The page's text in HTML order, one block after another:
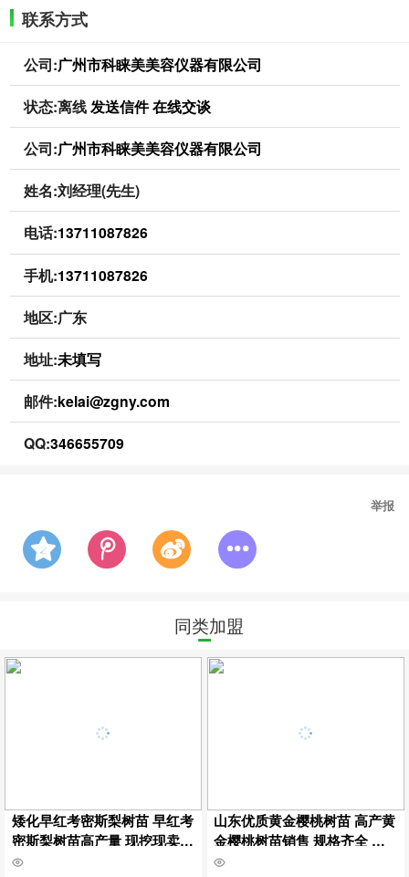
联系方式
公司:广州市科睐美美容仪器有限公司
状态:离线发送信件在线交谈
公司:广州市科睐美美容仪器有限公司
姓名:刘经理(先生)
电话:13711087826
手机:13711087826
地区:广东
地址:未填写
邮件:kelai@zgny.com
QQ:346655709
举报
同类加盟
矮化早红考密斯梨树苗 早红考
密斯梨树苗高产量 现挖现卖早
红考密斯梨树苗保湿邮寄
山东优质黄金樱桃树苗 高产黄
金樱桃树苗销售 规格齐全 嫁
接黄金樱桃树苗挂牌保湿邮寄